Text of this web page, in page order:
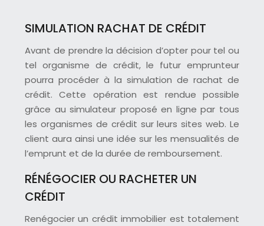
SIMULATION RACHAT DE CRÉDIT
Avant de prendre la décision d’opter pour tel ou
tel organisme de crédit, le futur emprunteur
pourra procéder à la simulation de rachat de
crédit. Cette opération est rendue possible
grâce au simulateur proposé en ligne par tous
les organismes de crédit sur leurs sites web. Le
client aura ainsi une idée sur les mensualités de
l’emprunt et de la durée de remboursement.
RÉNÉGOCIER OU RACHETER UN
CRÉDIT
Renégocier un crédit immobilier est totalement